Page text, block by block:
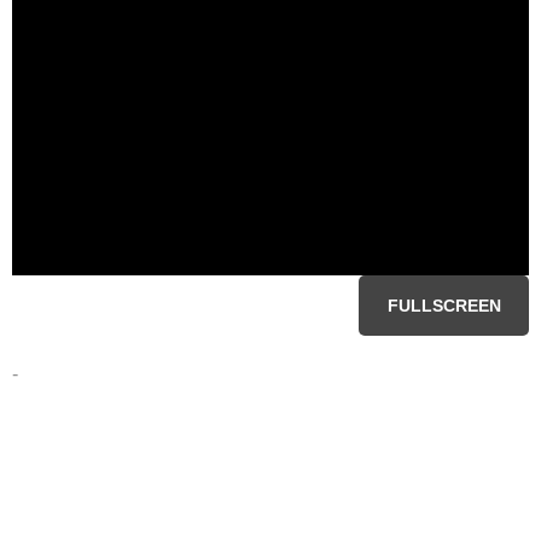
FULLSCREEN
-